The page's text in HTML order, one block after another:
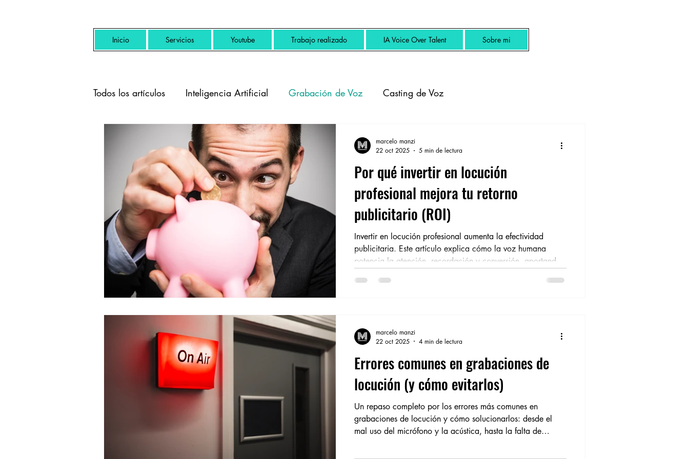
Inicio Servicios Youtube Trabajo realizado IA Voice Over Talent Sobre mi
Todos los artículos Inteligencia Artificial Grabación de Voz Casting de Voz
Por qué invertir en locución
profesional mejora tu retorno
publicitario (ROI)
Invertir en locución profesional aumenta la efectividad
publicitaria. Este artículo explica cómo la voz humana
potencia la atención, recordación y conversión, aportando
mejora la estética: mejora el ROI y la conexión emocional
marcelo manzi
22 oct 2025
5 min de lectura
Errores comunes en grabaciones de
locución (y cómo evitarlos)
Un repaso completo por los errores más comunes en
grabaciones de locución y cómo solucionarlos: desde el
mal uso del micrófono y la acústica, hasta la falta de
marcelo manzi
22 oct 2025
4 min de lectura